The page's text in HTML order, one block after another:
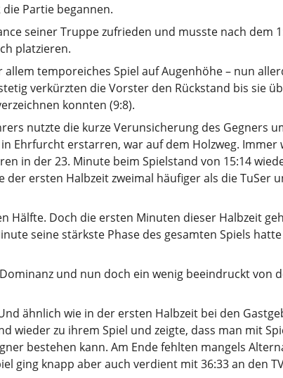
Partie begannen.
seiner Truppe zufrieden und musste nach dem
platzieren.
temporeiches Spiel auf Augenhöhe – nun
verkürzten die Vorster den Rückstand bis sie
konnten (9:8).
nutzte die kurze Verunsicherung des Gegners
Ehrfurcht erstarren, war auf dem Holzweg. Immer
in der 23. Minute beim Spielstand von 15:14
ersten Halbzeit zweimal häufiger als die TuSer
Hälfte. Doch die ersten Minuten dieser Halbzeit
seine stärkste Phase des gesamten Spiels
und nun doch ein wenig beeindruckt von
ähnlich wie in der ersten Halbzeit bei den
wieder zu ihrem Spiel und zeigte, dass man mit
bestehen kann. Am Ende fehlten mangels
ging knapp aber auch verdient mit 36:33 an den